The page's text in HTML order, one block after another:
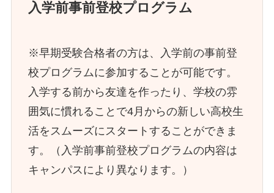
入学前事前登校プログラム
※早期受験合格者の方は、入学前の事前登
校プログラムに参加することが可能です。
入学する前から友達を作ったり、学校の雰
囲気に慣れることで4月からの新しい高校生
活をスムーズにスタートすることができま
す。（入学前事前登校プログラムの内容は
キャンパスにより異なります。）